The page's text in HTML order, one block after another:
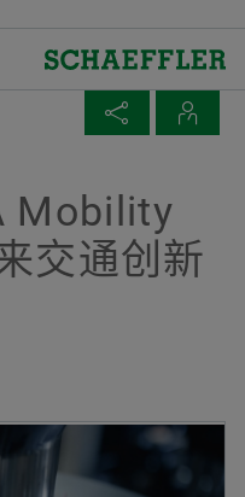
Basket. Use to add
The maximum order
is: 20 pieces It is
that has been
Mobility
交通创新